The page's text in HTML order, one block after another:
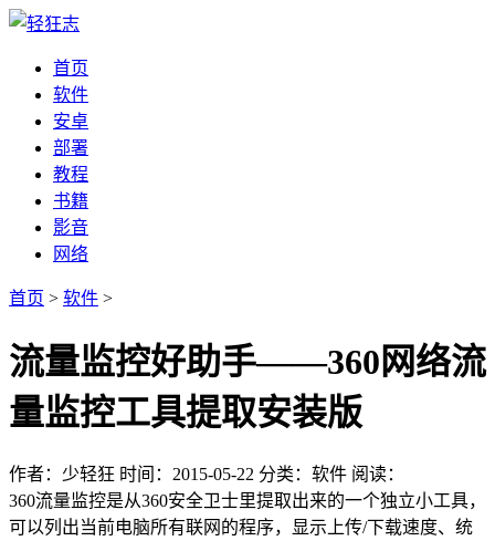
首页
软件
安卓
部署
教程
书籍
影音
网络
首页 > 软件 >
流量监控好助手——360网络流
量监控工具提取安装版
作者：少轻狂 时间：2015-05-22 分类：软件 阅读：
360流量监控是从360安全卫士里提取出来的一个独立小工具，
可以列出当前电脑所有联网的程序，显示上传/下载速度、统